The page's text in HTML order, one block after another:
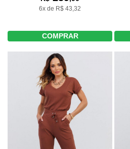
6x de R$ 43,32
COMPRAR